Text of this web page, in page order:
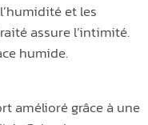
et les
assure l’intimité.
humide.
amélioré grâce à une